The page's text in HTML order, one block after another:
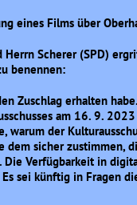
eines Films über
Scherer (SPD)
benennen:
Zuschlag erhalten
am 16. 9.
warum der
dem sicher zustimmen,
Verfügbarkeit in
sei künftig in Fragen